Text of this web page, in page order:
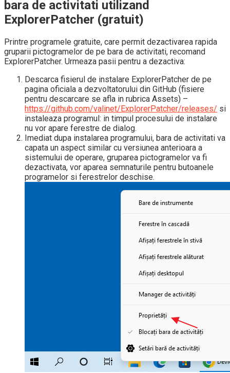
bara de activitati utilizand
ExplorerPatcher (gratuit)
Printre programele gratuite, care permit dezactivarea rapida
gruparii pictogramelor de pe bara de activitati, recomand
ExplorerPatcher. Urmeaza pasii pentru a dezactiva:
Descarca fisierul de instalare ExplorerPatcher de pe
pagina oficiala a dezvoltatorului din GitHub (fisiere
pentru descarcare se afla in rubrica Assets) –
https://github.com/valinet/ExplorerPatcher/releases/ si
instaleaza programul: in timpul procesului de instalare
nu vor apare ferestre de dialog.
Imediat dupa instalarea programului, bara de activitati va
capata un aspect similar cu versiunea anterioara a
sistemului de operare, gruparea pictogramelor va fi
dezactivata, vor aparea semnaturile pentru butoanele
programelor si ferestrelor deschise.